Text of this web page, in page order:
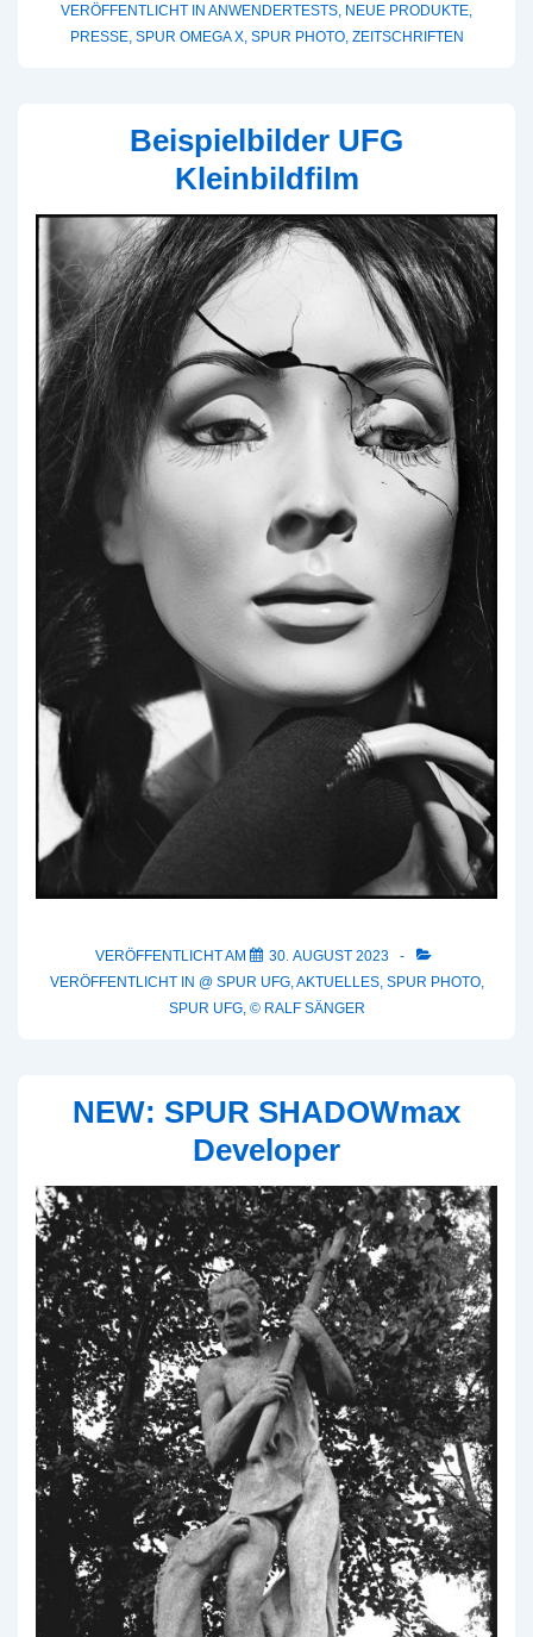
VERÖFFENTLICHT IN ANWENDERTESTS NEUE PRODUKTE
PRESSE, SPUR OMEGA X, SPUR PHOTO, ZEITSCHRIFTEN
Beispielbilder UFG
Kleinbildfilm
VERÖFFENTLICHT AM
30. AUGUST 2023
VERÖFFENTLICHT IN @ SPUR UFG, AKTUELLES, SPUR PHOTO,
SPUR UFG, © RALF SÄNGER
NEW: SPUR SHADOWmax
Developer